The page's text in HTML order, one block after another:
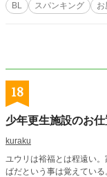
BL スパンキング お
18
少年更生施設のお仕
kuraku
ユウリは裕福とは程遠い
ばだという事は覚えてい